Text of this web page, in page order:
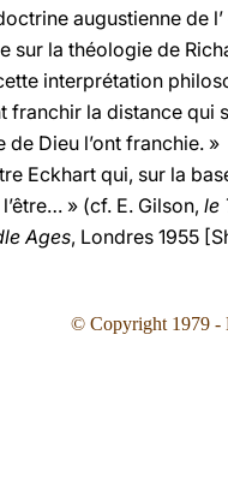
augustienne de
sur la théologie de
interprétation
la distance qui
de Dieu l’ont franchie. »
Eckhart qui, sur la
» (cf. E. Gilson, le
Ages, Londres 1955
© Copyright 1979 -